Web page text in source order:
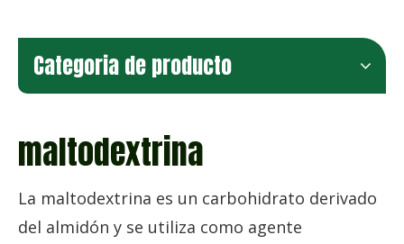
Categoria de producto
maltodextrina
La maltodextrina es un carbohidrato derivado
del almidón y se utiliza como agente